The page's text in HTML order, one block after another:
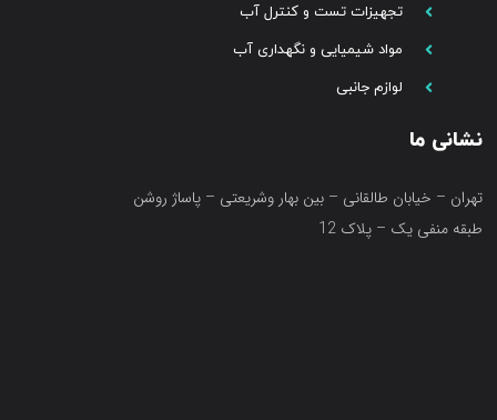
تجهیزات تست و کنترل آب
مواد شیمیایی و نگهداری آب
لوازم جانبی
نشانی ما
تهران – خیابان طالقانی – بین بهار وشریعتی – پاساژ روشن
طبقه منفی یک – پلاک 12